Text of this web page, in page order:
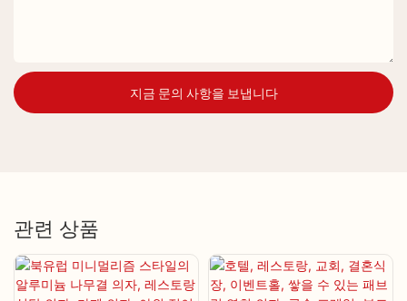
지금 문의 사항을 보냅니다
관련 상품